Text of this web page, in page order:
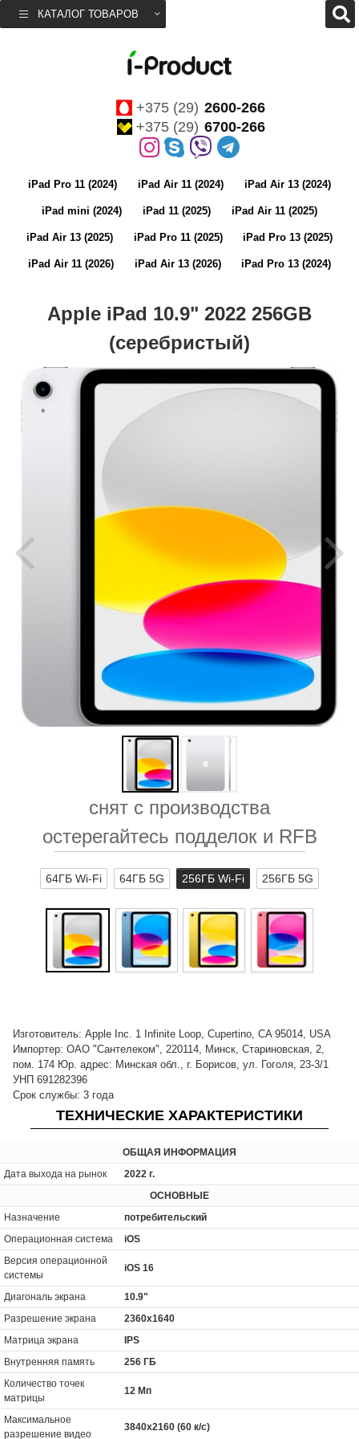
КАТАЛОГ ТОВАРОВ
+375 (29) 2600-266
+375 (29) 6700-266
iPad Pro 11 (2024) iPad Air 11 (2024) iPad Air 13 (2024)
iPad mini (2024) iPad 11 (2025) iPad Air 11 (2025)
iPad Air 13 (2025) iPad Pro 11 (2025) iPad Pro 13 (2025)
iPad Air 11 (2026) iPad Air 13 (2026) iPad Pro 13 (2024)
Apple iPad 10.9" 2022 256GB
(серебристый)
снят с производства
остерегайтесь подделок и RFB
64ГБ Wi-Fi 64ГБ 5G 256ГБ Wi-Fi 256ГБ 5G
Изготовитель: Apple Inc. 1 Infinite Loop, Cupertino, CA 95014, USA
Импортер: ОАО "Сантелеком", 220114, Минск, Стариновская, 2,
пом. 174 Юр. адрес: Минская обл., г. Борисов, ул. Гоголя, 23-3/1
УНП 691282396
Срок службы: 3 года
ТЕХНИЧЕСКИЕ ХАРАКТЕРИСТИКИ
ОБЩАЯ ИНФОРМАЦИЯ
Дата выхода на рынок
2022 г.
ОСНОВНЫЕ
Назначение
потребительский
Операционная система
iOS
Версия операционной
системы
iOS 16
Диагональ экрана
10.9"
Разрешение экрана
2360x1640
Матрица экрана
IPS
Внутренняя память
256 ГБ
Количество точек
матрицы
12 Мп
Максимальное
разрешение видео
3840x2160 (60 к/с)